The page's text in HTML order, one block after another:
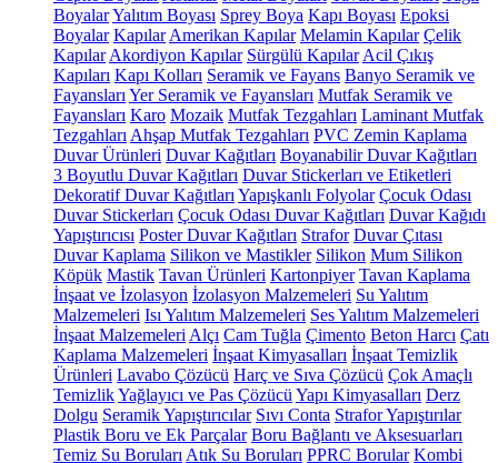
BoyalarYalıtım Boyası Sprey Boya Kapı Boyası Epoksi
Boyalar Kapılar Amerikan Kapılar Melamin Kapılar Çelik
Kapılar Akordiyon Kapılar Sürgülü Kapılar Acil Çıkış
Kapıları Kapı Kolları Seramik ve Fayans Banyo Seramik ve
Fayansları Yer Seramik ve Fayansları Mutfak Seramik ve
Fayansları Karo Mozaik Mutfak Tezgahları Laminant Mutfak
Tezgahları Ahşap Mutfak Tezgahları PVC Zemin Kaplama
Duvar Ürünleri Duvar Kağıtları Boyanabilir Duvar Kağıtları
3 Boyutlu Duvar Kağıtları Duvar Stickerları ve Etiketleri
Dekoratif Duvar Kağıtları Yapışkanlı Folyolar Çocuk Odası
Duvar Stickerları Çocuk Odası Duvar Kağıtları Duvar Kağıdı
Yapıştırıcısı Poster Duvar Kağıtları Strafor Duvar Çıtası
Duvar Kaplama Silikon ve Mastikler Silikon Mum Silikon
Köpük Mastik Tavan Ürünleri Kartonpiyer Tavan Kaplama
İnşaat ve İzolasyon İzolasyon Malzemeleri Su Yalıtım
Malzemeleri Isı Yalıtım Malzemeleri Ses Yalıtım Malzemeleri
İnşaat Malzemeleri Alçı Cam Tuğla Çimento Beton Harcı Çatı
Kaplama Malzemeleri İnşaat Kimyasalları İnşaat Temizlik
Ürünleri Lavabo Çözücü Harç ve Sıva Çözücü Çok Amaçlı
TemizlikYağlayıcı ve Pas Çözücü Yapı Kimyasalları Derz
Dolgu Seramik Yapıştırıcılar Sıvı Conta Strafor Yapıştırılar
Plastik Boru ve Ek Parçalar Boru Bağlantı ve Aksesuarları
Temiz Su Boruları Atık Su Boruları PPRC Borular Kombi